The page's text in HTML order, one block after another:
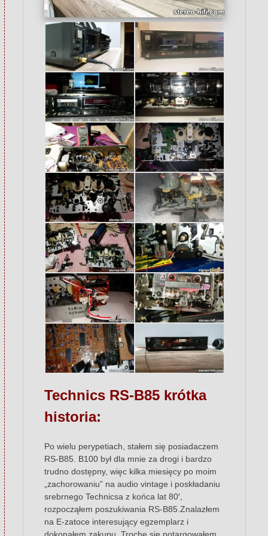
Technics RS-B85 krótka
historia:
Po wielu perypetiach, stałem się posiadaczem
RS-B85. B100 był dla mnie za drogi i bardzo
trudno dostępny, więc kilka miesięcy po moim
„zachorowaniu” na audio vintage i poskładaniu
srebrnego Technicsa z końca lat 80′,
rozpocząłem poszukiwania RS-B85.Znalazłem
na E-zatoce interesujący egzemplarz i